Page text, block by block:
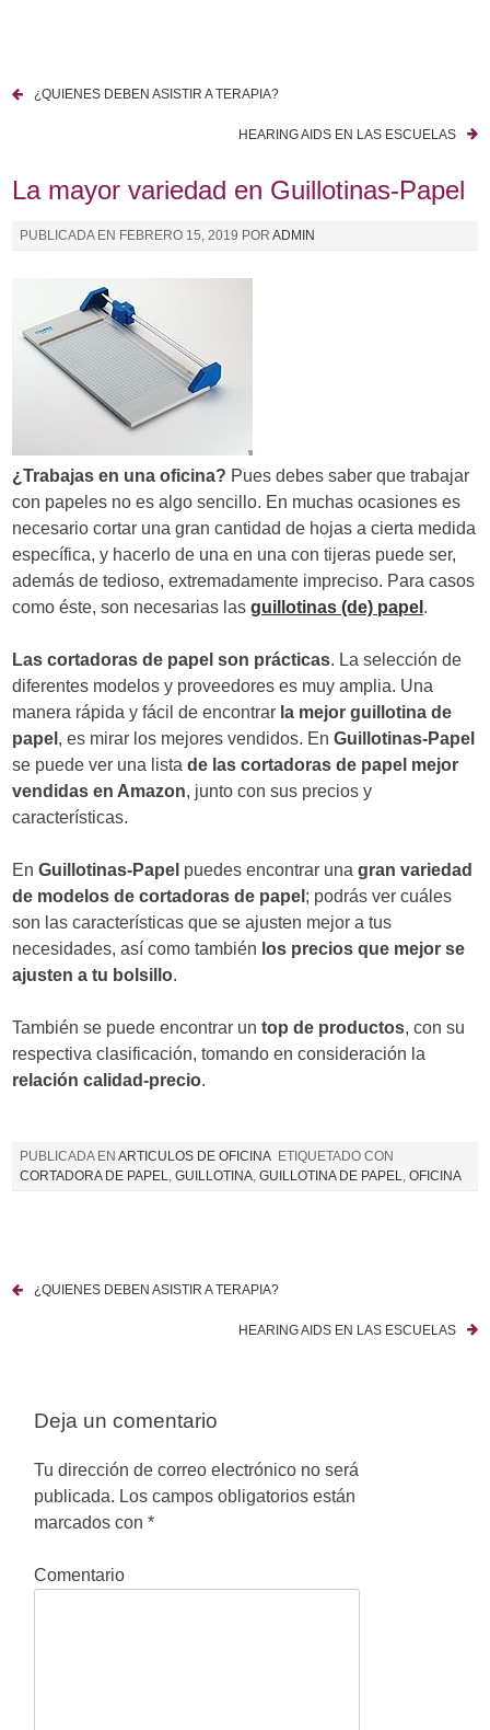
v
e
c
n
d
e
e
t
r
a
d
a
s
¿QUIENES DEBEN ASISTIR A TERAPIA?
HEARING AIDS EN LAS ESCUELAS
La mayor variedad en Guillotinas-Papel
PUBLICADA EN FEBRERO 15, 2019 PORADMIN
¿Trabajas en una oficina? Pues debes saber que trabajar
con papeles no es algo sencillo. En muchas ocasiones es
necesario cortar una gran cantidad de hojas a cierta medida
específica, y hacerlo de una en una con tijeras puede ser,
además de tedioso, extremadamente impreciso. Para casos
como éste, son necesarias lasguillotinas (de) papel .
Las cortadoras de papel son prácticas. La selección de
diferentes modelos y proveedores es muy amplia. Una
manera rápida y fácil de encontrar la mejor guillotina de
papel , es mirar los mejores vendidos. EnGuillotinas-Papel
se puede ver una listade las cortadoras de papel mejor
vendidas en Amazon, junto con sus precios y
características.
EnGuillotinas-Papel puedes encontrar unagran variedad
de modelos de cortadoras de papel ; podrás ver cuáles
son las características que se ajusten mejor a tus
necesidades, así como también los precios que mejor se
ajusten a tu bolsillo.
También se puede encontrar untop de productos, con su
respectiva clasificación, tomando en consideración la
relación calidad-precio.
PUBLICADA ENARTICULOS DE OFICINA ETIQUETADO CON
CORTADORA DE PAPEL,GUILLOTINA,GUILLOTINA DE PAPEL,OFICINA
¿QUIENES DEBEN ASISTIR A TERAPIA?
HEARING AIDS EN LAS ESCUELAS
Deja un comentario
Tu dirección de correo electrónico no será
publicada. Los campos obligatorios están
marcados con*
Comentario